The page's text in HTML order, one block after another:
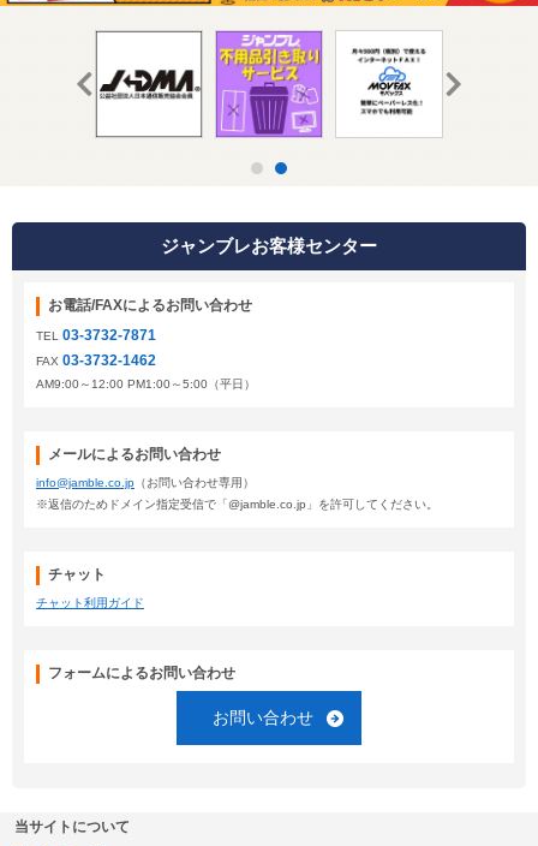
ジャンブレお客様センター
お電話/FAXによるお問い合わせ
TEL 03-3732-7871
FAX 03-3732-1462
AM9:00～12:00 PM1:00～5:00（平日）
メールによるお問い合わせ
info@jamble.co.jp （お問い合わせ専用）
※返信のためドメイン指定受信で「@jamble.co.jp」を許可してください。
チャット
チャット利用ガイド
フォームによるお問い合わせ
お問い合わせ
当サイトについて